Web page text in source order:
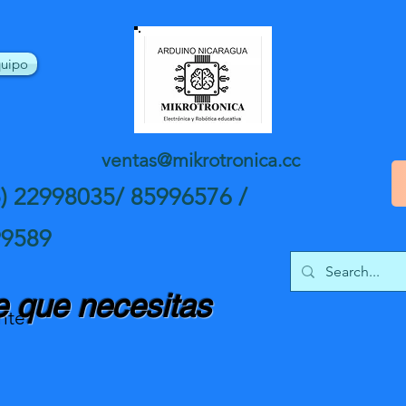
22998035/ 85996576 /
ventas@mikrotronica.cc
que necesitas